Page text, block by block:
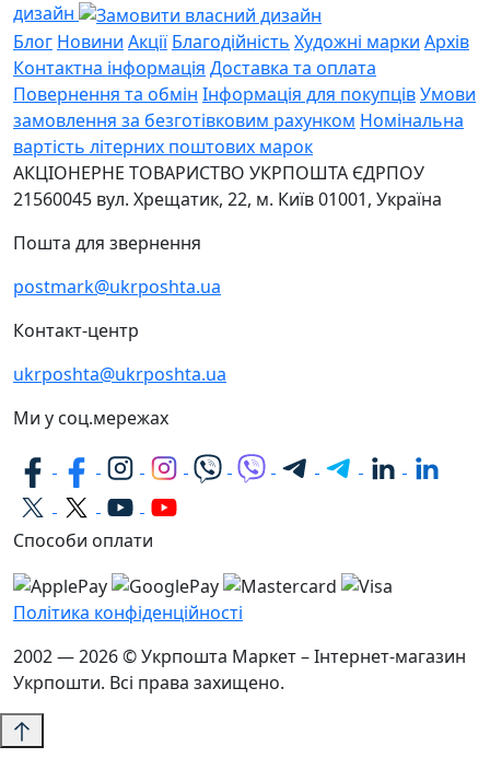
дизайн
Блог Новини Акції Благодійність Художні марки Архів
Контактна інформація Доставка та оплата
Повернення та обмін Інформація для покупцівУмови
замовлення за безготівковим рахунком Номінальна
вартість літерних поштових марок
АКЦІОНЕРНЕ ТОВАРИСТВО УКРПОШТА ЄДРПОУ
21560045 вул. Хрещатик, 22, м. Київ01001, Україна
Пошта для звернення
postmark@ukrposhta.ua
Контакт-центр
ukrposhta@ukrposhta.ua
Ми у соц.мережах
Способи оплати
Політика конфіденційності
2002 — 2026 © Укрпошта Маркет – Інтернет-магазин
Укрпошти. Всі права захищено.